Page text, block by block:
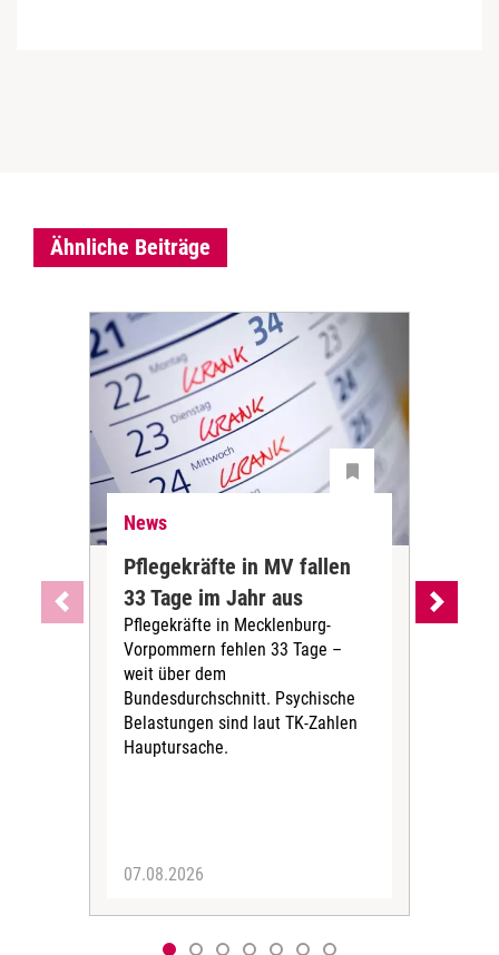
Ähnliche Beiträge
News
Pflegekräfte in MV fallen
33 Tage im Jahr aus
Pflegekräfte in Mecklenburg-
Vorpommern fehlen 33 Tage –
weit über dem
Bundesdurchschnitt. Psychische
Belastungen sind laut TK-Zahlen
Hauptursache.
07.08.2026